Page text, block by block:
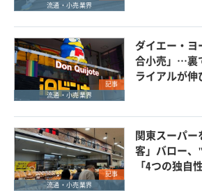
流通・小売業界
記事
流通・小売業界
ダイエー・ヨ
合小売」…裏
ライアルが伸
記事
流通・小売業界
関東スーパー
客」バロー
「4つの独自